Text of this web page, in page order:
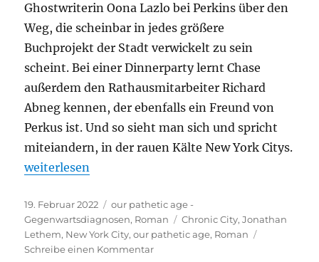
Ghostwriterin Oona Lazlo bei Perkins über den
Weg, die scheinbar in jedes größere
Buchprojekt der Stadt verwickelt zu sein
scheint. Bei einer Dinnerparty lernt Chase
außerdem den Rathausmitarbeiter Richard
Abneg kennen, der ebenfalls ein Freund von
Perkus ist. Und so sieht man sich und spricht
miteiandern, in der rauen Kälte New York Citys.
„Jonathan Lethem – Chronic City“
weiterlesen
Veröffentlicht
am
19. Februar 2022 Kategorien
our pathetic age -
Gegenwartsdiagnosen, Roman Schlagwörter
Chronic City,Jonathan
Lethem, New York City,our pathetic age, Roman
Schreibe einen Kommentarzu